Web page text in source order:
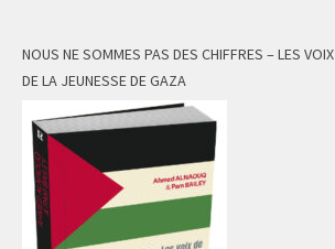
NOUS NE SOMMES PAS DES CHIFFRES – LES VOIX
DE LA JEUNESSE DE GAZA